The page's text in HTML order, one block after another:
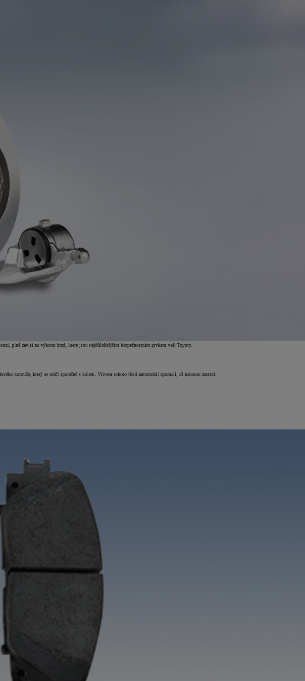
plně závisí na výkonu brzd, které jsou nejdůležitějším bezpečnostním prvkem vaší Toyoty.
kotouče, který se otáčí společně s kolem. Vlivem tohoto tření automobil zpomalí, až nakonec zastaví.